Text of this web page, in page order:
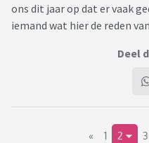
ons dit jaar op dat er vaak
iemand wat hier de reden
Deel
« 1 2 3